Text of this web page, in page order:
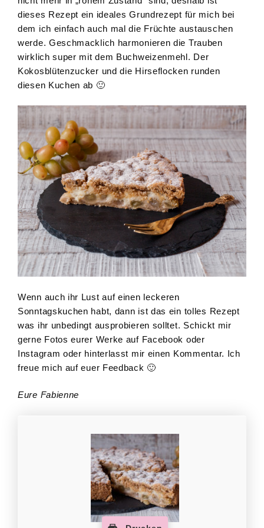
dieses Rezept ein ideales Grundrezept für mich bei
dem ich einfach auch mal die Früchte austauschen
werde. Geschmacklich harmonieren die Trauben
wirklich super mit dem Buchweizenmehl. Der
Kokosblütenzucker und die Hirseflocken runden
diesen Kuchen ab 🙂
Wenn auch ihr Lust auf einen leckeren
Sonntagskuchen habt, dann ist das ein tolles Rezept
was ihr unbedingt ausprobieren solltet. Schickt mir
gerne Fotos eurer Werke auf Facebook oder
Instagram oder hinterlasst mir einen Kommentar. Ich
freue mich auf euer Feedback 🙂
Eure Fabienne